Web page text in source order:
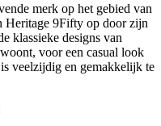
merk op het gebied van
Heritage 9Fifty op door zijn
klassieke designs van
voor een casual look
veelzijdig en gemakkelijk te